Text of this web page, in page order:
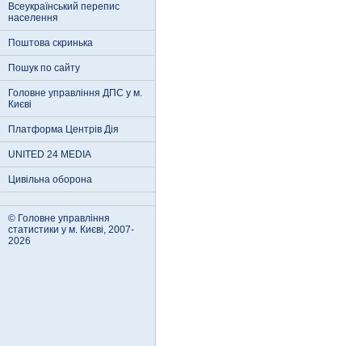
Всеукраїнський перепис
населення
Поштова скринька
Пошук по сайту
Головне управління ДПС у м.
Києві
Платформа Центрів Дія
UNITED 24 MEDIA
Цивільна оборона
© Головне управління
статистики у м. Києві, 2007-
2026